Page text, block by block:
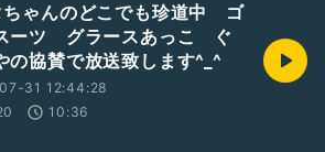
ちゃんのどこでも珍道中 ゴ
ーツ グラースあっこ ぐ
の協賛で放送致します^_^
31 12:44:28
10:36